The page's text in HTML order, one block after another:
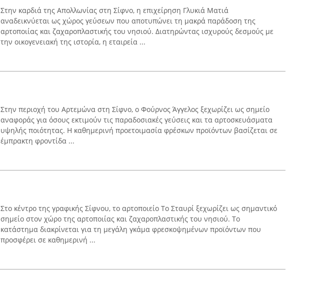
Στην καρδιά της Απολλωνίας στη Σίφνο, η επιχείρηση Γλυκιά Ματιά
αναδεικνύεται ως χώρος γεύσεων που αποτυπώνει τη μακρά παράδοση της
αρτοποιίας και ζαχαροπλαστικής του νησιού. Διατηρώντας ισχυρούς δεσμούς με
την οικογενειακή της ιστορία, η εταιρεία ...
Στην περιοχή του Αρτεμώνα στη Σίφνο, ο Φούρνος Άγγελος ξεχωρίζει ως σημείο
αναφοράς για όσους εκτιμούν τις παραδοσιακές γεύσεις και τα αρτοσκευάσματα
υψηλής ποιότητας. Η καθημερινή προετοιμασία φρέσκων προϊόντων βασίζεται σε
έμπρακτη φροντίδα ...
Στο κέντρο της γραφικής Σίφνου, το αρτοποιείο Το Σταυρί ξεχωρίζει ως σημαντικό
σημείο στον χώρο της αρτοποιίας και ζαχαροπλαστικής του νησιού. Το
κατάστημα διακρίνεται για τη μεγάλη γκάμα φρεσκοψημένων προϊόντων που
προσφέρει σε καθημερινή ...